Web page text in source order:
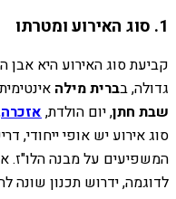
1. סוג האירוע ומטרתו
קביעת סוג האירוע היא
גדולה, בברית מילה
שבת חתן, יום הולדת, אזכרה
סוג אירוע יש אופי ייחודי,
המשפיעים על מבנה הלו"ז.
לדוגמה, ידרוש תכנון שונה